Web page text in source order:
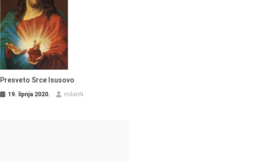
Presveto Srce Isusovo
19. lipnja 2020. milanN